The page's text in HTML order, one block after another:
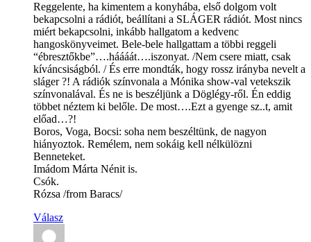
Reggelente, ha kimentem a konyhába, első dolgom volt
bekapcsolni a rádiót, beállítani a SLÁGER rádiót. Most nincs
miért bekapcsolni, inkább hallgatom a kedvenc
hangoskönyveimet. Bele-bele hallgattam a többi reggeli
“ébresztőkbe”….háááát….iszonyat. /Nem csere miatt, csak
kíváncsiságból. / És erre mondták, hogy rossz irányba nevelt a
sláger ?! A rádiók színvonala a Mónika show-val vetekszik
színvonalával. És ne is beszéljünk a Döglégy-ről. Én eddig
többet néztem ki belőle. De most….Ezt a gyenge sz..t, amit
előad…?!
Boros, Voga, Bocsi: soha nem beszéltünk, de nagyon
hiányoztok. Remélem, nem sokáig kell nélkülözni
Benneteket.
Imádom Márta Nénit is.
Csók.
Rózsa /from Baracs/
Válasz